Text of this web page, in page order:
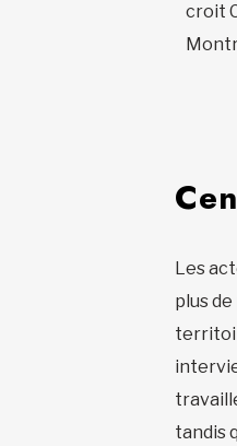
croit
Les
plus
tandis